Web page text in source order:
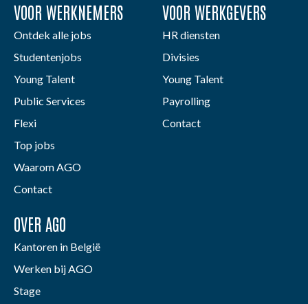
VOOR WERKNEMERS
Ontdek alle jobs
Studentenjobs
Young Talent
Public Services
Flexi
Top jobs
Waarom AGO
Contact
VOOR WERKGEVERS
HR diensten
Divisies
Young Talent
Payrolling
Contact
OVER AGO
Kantoren in België
Werken bij AGO
Stage